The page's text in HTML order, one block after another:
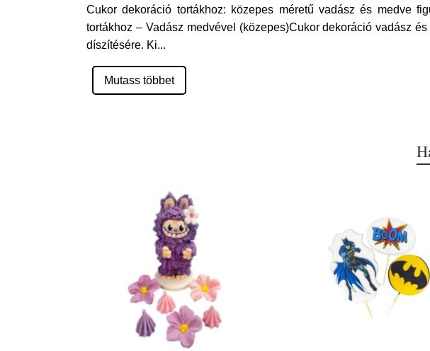
Cukor dekoráció tortákhoz: közepes méretű vadász és medve
tortákhoz – Vadász medvével (közepes)Cukor dekoráció vadász
díszítésére. Ki...
Mutass többet